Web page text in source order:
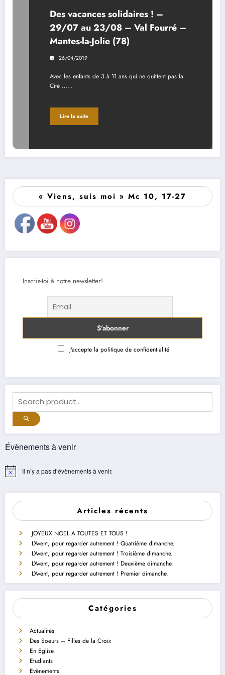
Des vacances solidaires ! –
29/07 au 23/08 – Val Fourré –
Mantes-la-Jolie (78)
26/04/2019
Avec les enfants de 3 à 11 ans qui ne quittent pas la
Cité ……
Lire la suite
« Viens, suis moi » Mc 10, 17-27
Inscris-toi à notre newsletter!
J'accepte la politique de confidentialité
Évènements à venir
Notice Il n’y a pas d’évènements à venir.
Articles récents
JOYEUX NOEL A TOUTES ET TOUS !
L’Avent, pour regarder autrement ! Quatrième dimanche.
L’Avent, pour regarder autrement ! Troisième dimanche.
L’Avent, pour regarder autrement ! Deuxième dimanche.
L’Avent, pour regarder autrement ! Premier dimanche.
Catégories
Actualités
Des Soeurs – Filles de la Croix
En Eglise
Etudiants
Evènements